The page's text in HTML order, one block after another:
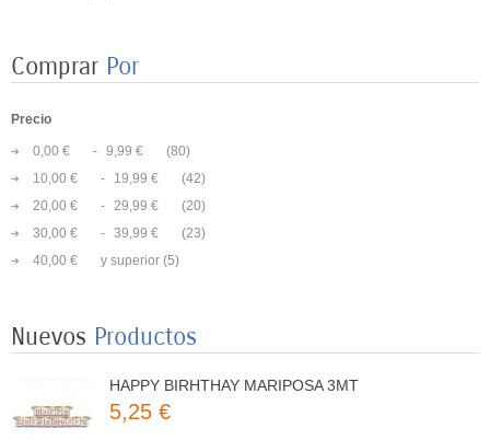
Comprar Por
Precio
0,00 € - 9,99 €
(80)
10,00 €
- 19,99 €
(42)
20,00 €
- 29,99 €
(20)
30,00 €
- 39,99 €
(23)
40,00 €
y superior (5)
Nuevos Productos
3,50 €
8 VASOS MARIPOSAS COLORES 250ML
3,25 €
HAPPY BIRHTHAY MARIPOSA 3MT
5,25 €